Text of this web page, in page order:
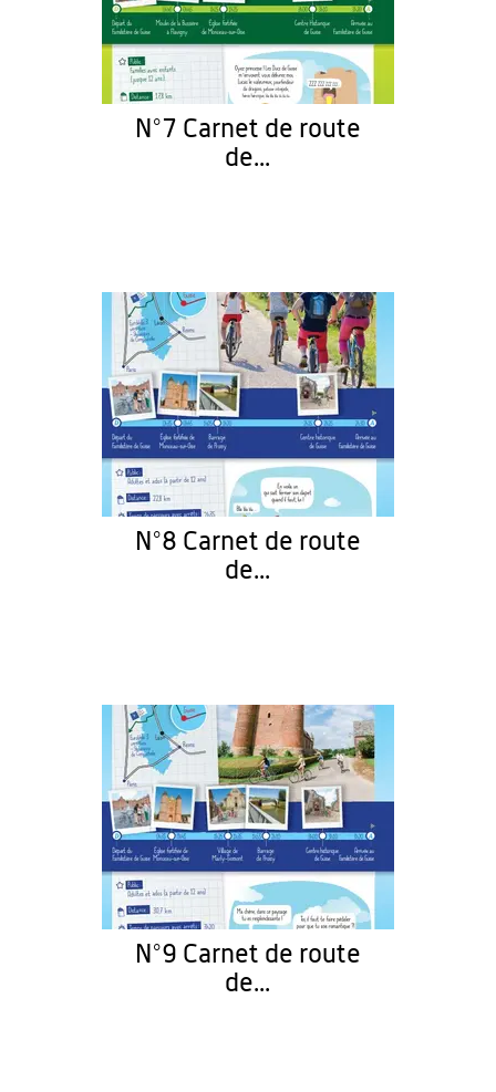
N°7 Carnet de route
de...
N°8 Carnet de route
de...
N°9 Carnet de route
de...